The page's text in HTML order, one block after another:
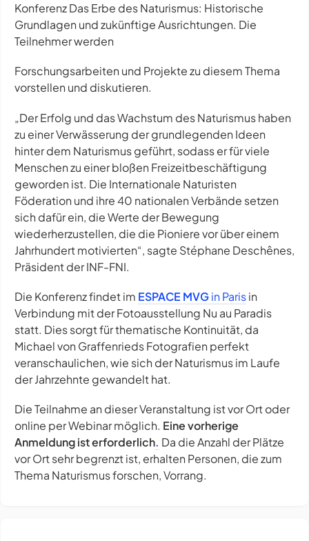
KonferenzDas Erbe des Naturismus: Historische
Grundlagen und zukünftige Ausrichtungen. Die
Teilnehmer werden
Forschungsarbeiten und Projekte zu diesem Thema
vorstellen und diskutieren.
„Der Erfolg und das Wachstum des Naturismus haben
zu einer Verwässerung der grundlegenden Ideen
hinter dem Naturismus geführt, sodass er für viele
Menschen zu einer bloßen Freizeitbeschäftigung
geworden ist. Die Internationale Naturisten
Föderation und ihre 40 nationalen Verbände setzen
sich dafür ein, die Werte der Bewegung
wiederherzustellen, die die Pioniere vor über einem
Jahrhundert motivierten“, sagte Stéphane Deschênes,
Präsident der INF-FNI.
Die Konferenz findet im ESPACE MVGin Parisin
Verbindung mit der Fotoausstellung Nu au Paradis
statt. Dies sorgt für thematische Kontinuität, da
Michael von Graffenrieds Fotografien perfekt
veranschaulichen, wie sich der Naturismus im Laufe
der Jahrzehnte gewandelt hat.
Die Teilnahme an dieser Veranstaltung ist vor Ort oder
online per Webinar möglich. Eine vorherige
Anmeldung ist erforderlich. Da die Anzahl der Plätze
vor Ort sehr begrenzt ist, erhalten Personen, die zum
Thema Naturismus forschen, Vorrang.